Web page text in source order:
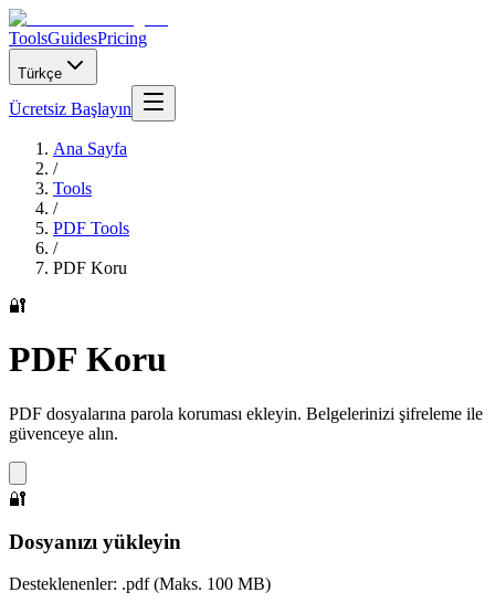
ToolsGuidesPricing
Türkçe
Ücretsiz Başlayın
Ana Sayfa
/
Tools
/
PDF Tools
/
PDF Koru
🔐
PDF Koru
PDF dosyalarına parola koruması ekleyin. Belgelerinizi şifreleme ile
güvenceye alın.
🔐
Dosyanızı yükleyin
Desteklenenler: .pdf (Maks. 100 MB)